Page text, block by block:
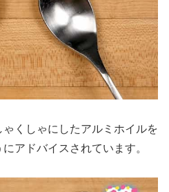
くしゃにしたアルミホイルを
アドバイスされています。